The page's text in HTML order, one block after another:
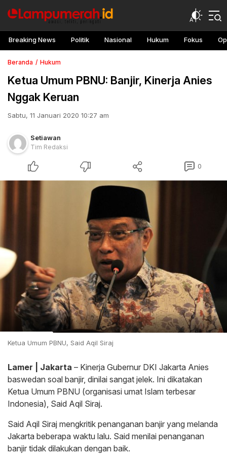
Breaking News Politik Nasional Hukum Fokus
Beranda Hukum
Ketua Umum PBNU: Banjir, Kinerja Anies
Nggak Keruan
Sabtu, 11 Januari 2020 10:27 am
Setiawan
Tim Redaksi
0
Ketua Umum PBNU, Said Aqil Siraj
Lamer | Jakarta – Kinerja Gubernur DKI Jakarta Anies
baswedan soal banjir, dinilai sangat jelek. Ini dikatakan
Ketua Umum PBNU (organisasi umat Islam terbesar
Indonesia), Said Aqil Siraj.
Said Aqil Siraj mengkritik penanganan banjir yang melanda
Jakarta beberapa waktu lalu. Said menilai penanganan
banjir tidak dilakukan dengan baik.